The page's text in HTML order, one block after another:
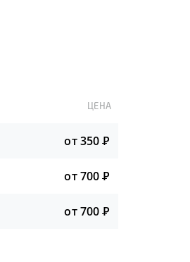
ЦЕНА
от 350Р
от 700Р
от 700Р